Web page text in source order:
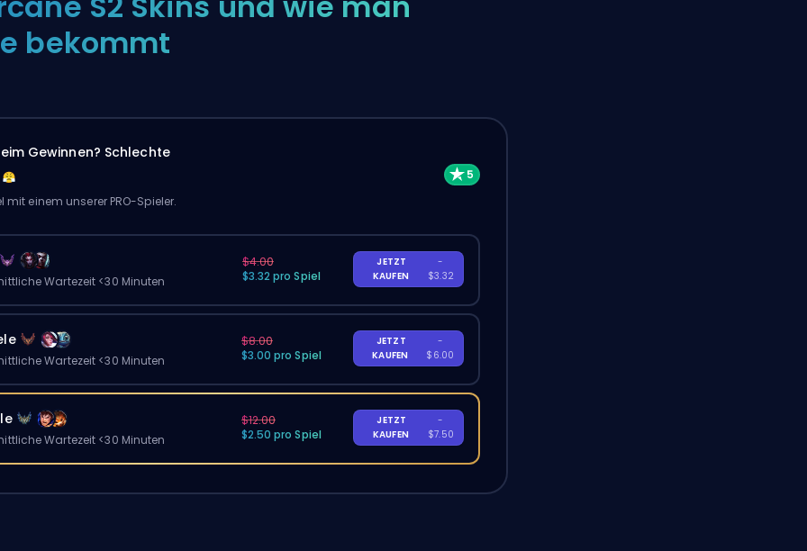
bekommt
Gewinnen? Schlechte
mit einem unserer PRO-Spieler.
Wartezeit <30 Minuten
$4.00
$3.32 pro Spiel
JETZT
KAUFEN
-
$3.32
Wartezeit <30 Minuten
$8.00
$3.00 pro Spiel
JETZT
KAUFEN
-
$6.00
Wartezeit <30 Minuten
$12.00
$2.50 pro Spiel
JETZT
KAUFEN
-
$7.50